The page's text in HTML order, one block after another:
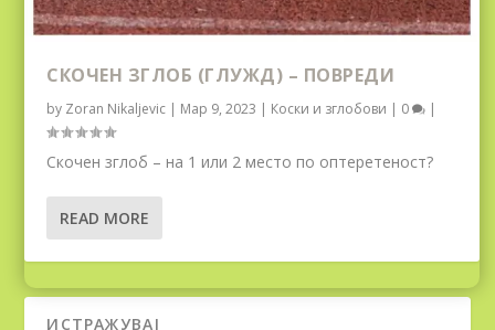
СКОЧЕН ЗГЛОБ (ГЛУЖД) – ПОВРЕДИ
by Zoran Nikaljevic | Мар 9, 2023 | Коски и зглобови | 0 |
Скочен зглоб – на 1 или 2 место по оптеретеност?
READ MORE